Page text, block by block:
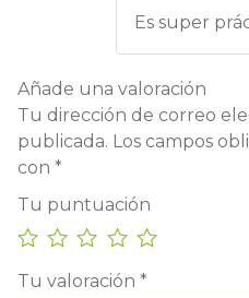
Es super
Añade una valoración
Tu dirección de correo
publicada. Los campos
con *
Tu puntuación
Tu valoración *